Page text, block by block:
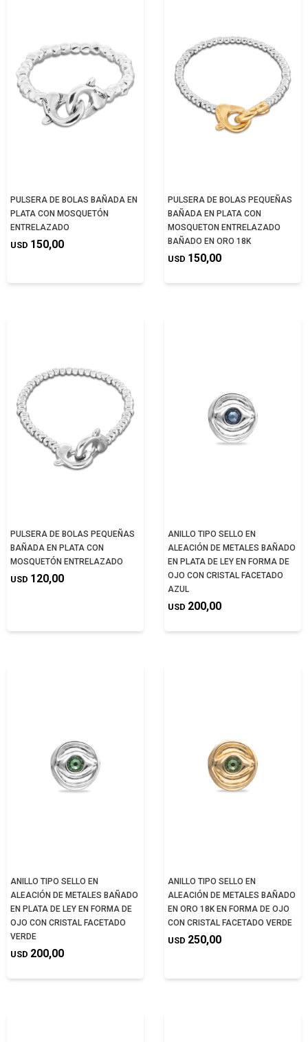
PULSERA DE BOLAS BAÑADA EN
PLATA CON MOSQUETÓN
ENTRELAZADO
USD 150,00
PULSERA DE BOLAS PEQUEÑAS
BAÑADA EN PLATA CON
MOSQUETON ENTRELAZADO
BAÑADO EN ORO 18K
USD 150,00
PULSERA DE BOLAS PEQUEÑAS
BAÑADA EN PLATA CON
MOSQUETÓN ENTRELAZADO
USD 120,00
ANILLO TIPO SELLO EN
ALEACIÓN DE METALES BAÑADO
EN PLATA DE LEY EN FORMA DE
OJO CON CRISTAL FACETADO
AZUL
USD 200,00
ANILLO TIPO SELLO EN
ALEACIÓN DE METALES BAÑADO
EN PLATA DE LEY EN FORMA DE
OJO CON CRISTAL FACETADO
VERDE
USD 200,00
ANILLO TIPO SELLO EN
ALEACIÓN DE METALES BAÑADO
EN ORO 18K EN FORMA DE OJO
CON CRISTAL FACETADO VERDE
USD 250,00